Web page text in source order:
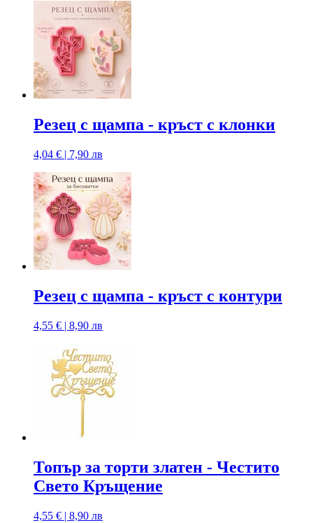
Резец с щампа - кръст с клонки
4,04 € | 7,90 лв
Резец с щампa - кръст с контури
4,55 € | 8,90 лв
Топър за торти златен - Честито
Свето Кръщение
4,55 € | 8,90 лв